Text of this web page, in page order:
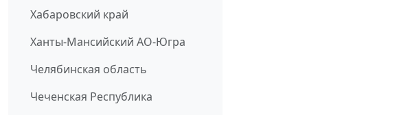
Хабаровский край
Ханты-Мансийский АО-Югра
Челябинская область
Чеченская Республика